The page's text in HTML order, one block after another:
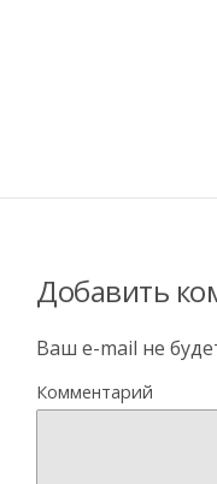
Добавить
Ваш e-mail не
Комментарий